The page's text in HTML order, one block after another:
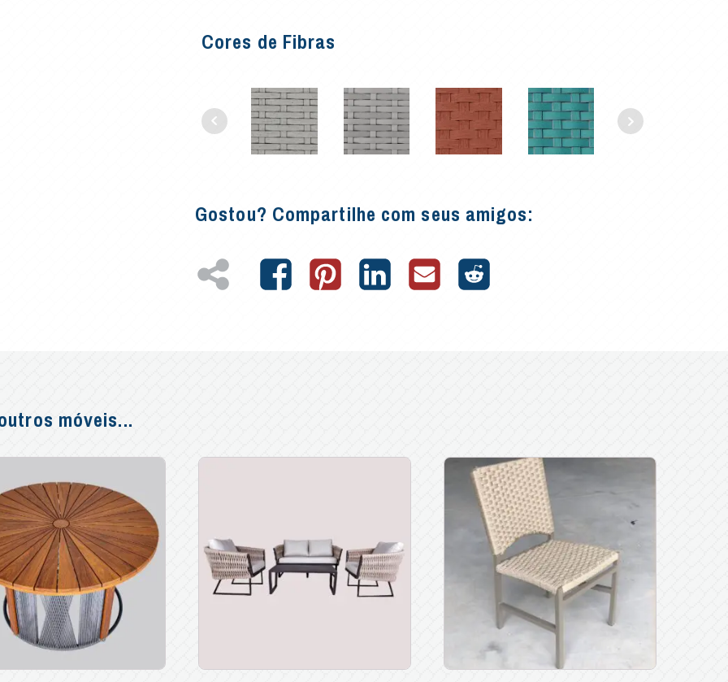
Cores de Fibras
Gostou? Compartilhe com seus amigos:
móveis...